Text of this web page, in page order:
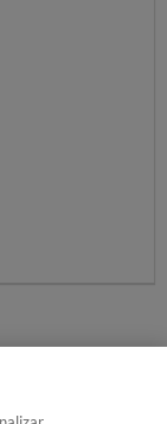
Google